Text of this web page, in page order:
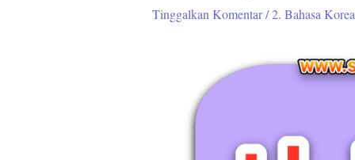
Tinggalkan Komentar/2. Bahasa Korea